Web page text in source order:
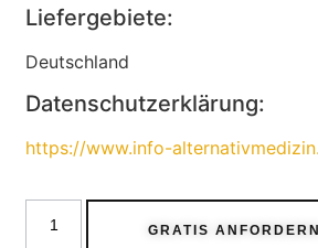
Liefergebiete:
Deutschland
Datenschutzerklärung:
https://www.info-
GRATIS ANFORDERN